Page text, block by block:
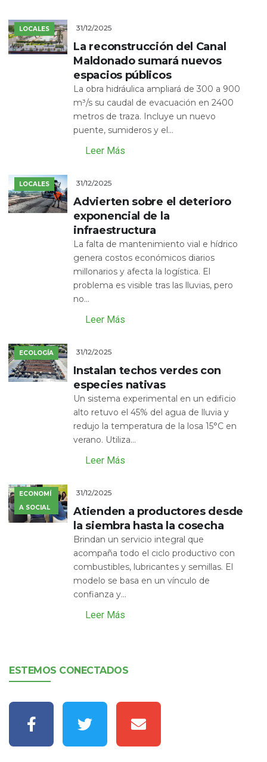
LOCALES 31/12/2025
La reconstrucción del Canal
Maldonado sumará nuevos
espacios públicos
La obra hidráulica ampliará de 300 a 900
m³/s su caudal de evacuación en 2400
metros de traza. Incluye un nuevo
puente, sumideros y el...
Leer Más
LOCALES 31/12/2025
Advierten sobre el deterioro
exponencial de la
infraestructura
La falta de mantenimiento vial e hídrico
genera costos económicos diarios
millonarios y afecta la logística. El
problema es visible tras las lluvias, pero
no...
Leer Más
ECOLOGÍA 31/12/2025
Instalan techos verdes con
especies nativas
Un sistema experimental en un edificio
alto retuvo el 45% del agua de lluvia y
redujo la temperatura de la losa 15°C en
verano. Utiliza...
Leer Más
ECONOMÍ
A SOCIAL
31/12/2025
Atienden a productores desde
la siembra hasta la cosecha
Brindan un servicio integral que
acompaña todo el ciclo productivo con
combustibles, lubricantes y semillas. El
modelo se basa en un vínculo de
confianza y...
Leer Más
ESTEMOS CONECTADOS